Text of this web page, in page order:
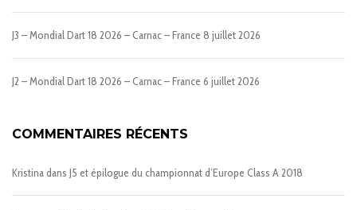
J3 – Mondial Dart 18 2026 – Carnac – France 8 juillet 2026
J2 – Mondial Dart 18 2026 – Carnac – France 6 juillet 2026
COMMENTAIRES RÉCENTS
Kristinadans J5 et épilogue du championnat d’Europe Class A 2018